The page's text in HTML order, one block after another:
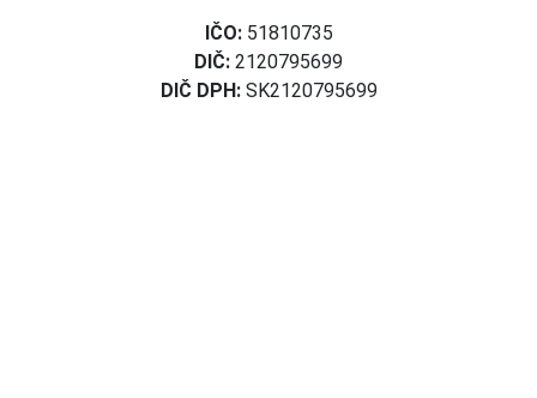
IČO: 51810735
DIČ: 2120795699
DIČ DPH: SK2120795699